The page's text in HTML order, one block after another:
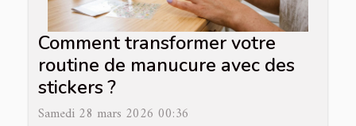
Comment transformer votre
routine de manucure avec des
stickers ?
Samedi 28 mars 2026 00:36